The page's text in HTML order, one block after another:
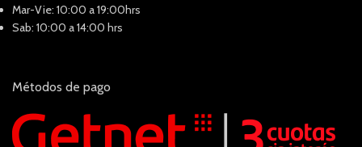
Mar-Vie: 10:00 a 19:00hrs
Sab: 10:00 a 14:00 hrs
Métodos de pago